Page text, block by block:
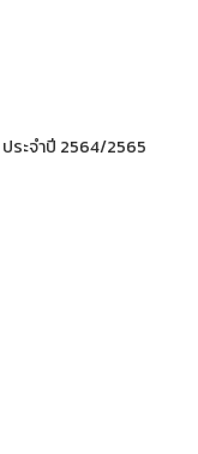
ประจำปี 2564/2565